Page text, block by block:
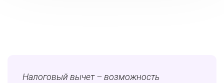
Налоговый вычет – возможность